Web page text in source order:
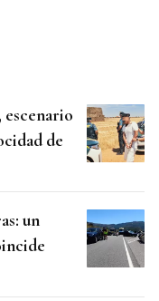
escenario
de
un